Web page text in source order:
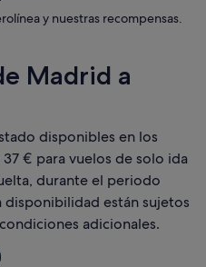
y nuestras recompensas.
Madrid a
disponibles en los
€ para vuelos de solo ida
durante el periodo
disponibilidad están sujetos
adicionales.